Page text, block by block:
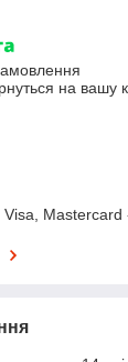
на вашу
Mastercard